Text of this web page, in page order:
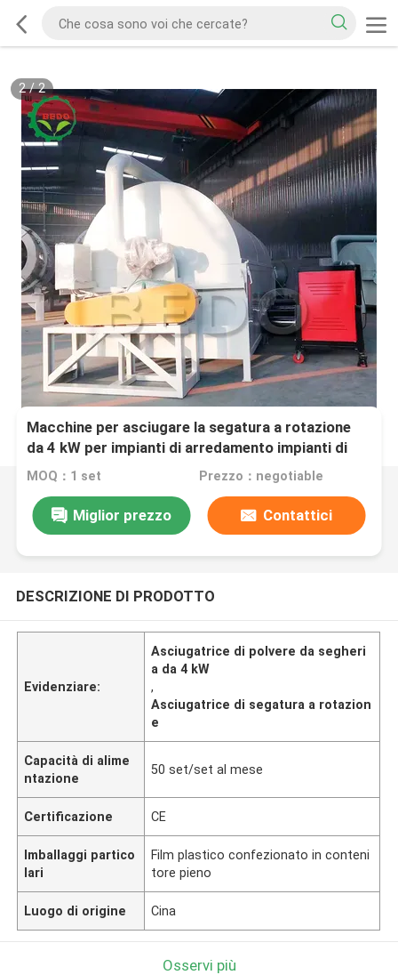
2/2
Macchine per asciugare la segatura a rotazione
da 4 kW per impianti di arredamento impianti di
compensato
MOQ：1 set Prezzo：negotiable
Miglior prezzo Contattici
DESCRIZIONE DI PRODOTTO
Evidenziare:
Asciugatrice di polvere da segheri
a da 4 kW
,
Asciugatrice di segatura a rotazion
e
Capacità di alime
ntazione
50 set/set al mese
Certificazione CE
Imballaggi partico
lari
Film plastico confezionato in conteni
tore pieno
Luogo di origine Cina
Osservi più